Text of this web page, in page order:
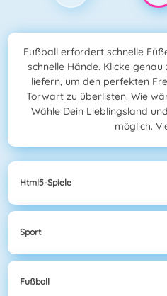
Fußball erfordert schnelle
schnelle Hände. Klicke
liefern, um den perfekten
Torwart zu überlisten. Wie
Wähle Dein Lieblingsland
möglich.
Html5-Spiele
Sport
Fußball